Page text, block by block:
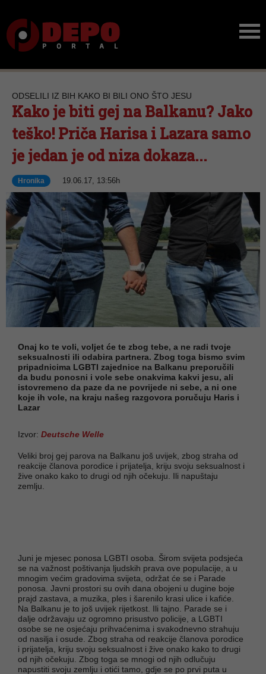
ODSELILI IZ BIH KAKO BI BILI ONO ŠTO JESU
Kako je biti gej na Balkanu? Jako
teško! Priča Harisa i Lazara samo
je jedan je od niza dokaza...
Hronika 19.06.17, 13:56h
Onaj ko te voli, voljet će te zbog tebe, a ne radi tvoje
seksualnosti ili odabira partnera. Zbog toga bismo svim
pripadnicima LGBTI zajednice na Balkanu preporučili
da budu ponosni i vole sebe onakvima kakvi jesu, ali
istovremeno da paze da ne povrijede ni sebe, a ni one
koje ih vole, na kraju našeg razgovora poručuju Haris i
Lazar
Izvor: Deutsche Welle
Veliki broj gej parova na Balkanu još uvijek, zbog straha od
reakcije članova porodice i prijatelja, kriju svoju seksualnost i
žive onako kako to drugi od njih očekuju. Ili napuštaju
zemlju.
Juni je mjesec ponosa LGBTI osoba. Širom svijeta podsjeća
se na važnost poštivanja ljudskih prava ove populacije, a u
mnogim većim gradovima svijeta, održat će se i Parade
ponosa. Javni prostori su ovih dana obojeni u dugine boje
prajd zastava, a muzika, ples i šarenilo krasi ulice i kafiće.
Na Balkanu je to još uvijek rijetkost. Ili tajno. Parade se i
dalje održavaju uz ogromno prisustvo policije, a LGBTI
osobe se ne osjećaju prihvaćenima i svakodnevno strahuju
od nasilja i osude. Zbog straha od reakcije članova porodice
i prijatelja, kriju svoju seksualnost i žive onako kako to drugi
od njih očekuju. Zbog toga se mnogi od njih odlučuju
napustiti svoju zemlju i otići tamo, gdje se po prvi puta u